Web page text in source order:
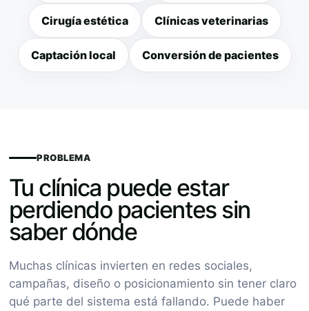
Cirugía estética Clínicas veterinarias
Captación local Conversión de pacientes
PROBLEMA
Tu clínica puede estar
perdiendo pacientes sin
saber dónde
Muchas clínicas invierten en redes sociales,
campañas, diseño o posicionamiento sin tener claro
qué parte del sistema está fallando. Puede haber